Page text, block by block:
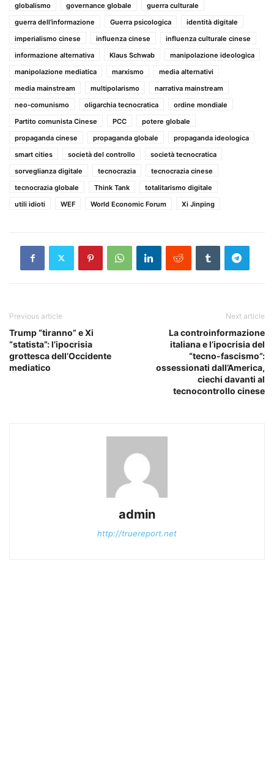
globalismo
governance globale
guerra culturale
guerra dell’informazione
Guerra psicologica
identità digitale
imperialismo cinese
influenza cinese
influenza culturale cinese
informazione alternativa
Klaus Schwab
manipolazione ideologica
manipolazione mediatica
marxismo
media alternativi
media mainstream
multipolarismo
narrativa mainstream
neo-comunismo
oligarchia tecnocratica
ordine mondiale
Partito comunista Cinese
PCC
potere globale
propaganda cinese
propaganda globale
propaganda ideologica
smart cities
società del controllo
società tecnocratica
sorveglianza digitale
tecnocrazia
tecnocrazia cinese
tecnocrazia globale
Think Tank
totalitarismo digitale
utili idioti
WEF World Economic Forum Xi Jinping
Previous article
Trump “tiranno” e Xi
“statista”: l’ipocrisia
grottesca dell’Occidente
mediatico
Next article
La controinformazione
italiana e l’ipocrisia del
“tecno-fascismo”:
ossessionati dall’America,
ciechi davanti al
tecnocontrollo cinese
admin
http://truereport.net